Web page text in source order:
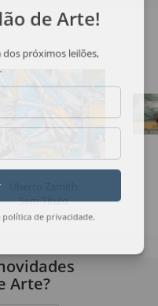
Sem Título
de Arte!
dos próximos leilões,
política de privacidade
Arte?